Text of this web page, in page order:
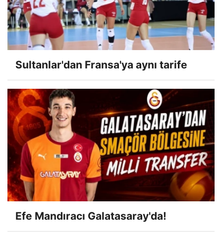
Sultanlar'dan Fransa'ya aynı tarife
Efe Mandıracı Galatasaray'da!